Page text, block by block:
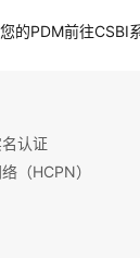
的PDM前往CSBI
认证
（HCPN）